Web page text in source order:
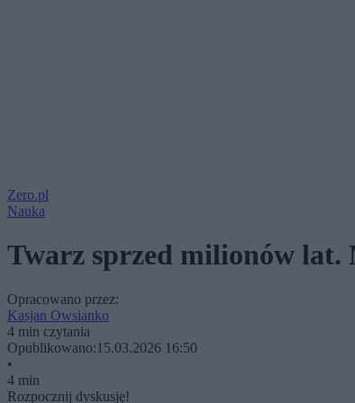
Zero.pl
Nauka
Twarz sprzed milionów lat.
Opracowano przez:
Kasjan Owsianko
4 min czytania
Opublikowano:15.03.2026 16:50
•
4 min
Rozpocznij dyskusję!